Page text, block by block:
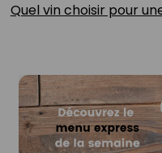
Quel vin choisir pour